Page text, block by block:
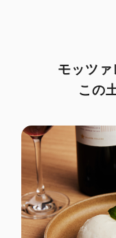
モッツァ
この